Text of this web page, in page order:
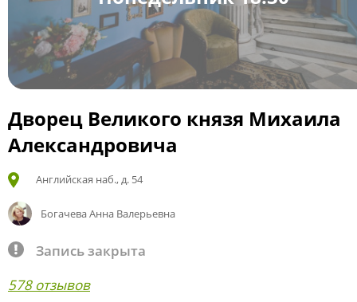
Дворец Великого князя Михаила
Александровича
Английская наб., д. 54
Богачева Анна Валерьевна
Запись закрыта
578 отзывов